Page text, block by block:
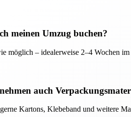
meinen Umzug buchen?
möglich – idealerweise 2–4 Wochen
auch
Kartons, Klebeband und weitere